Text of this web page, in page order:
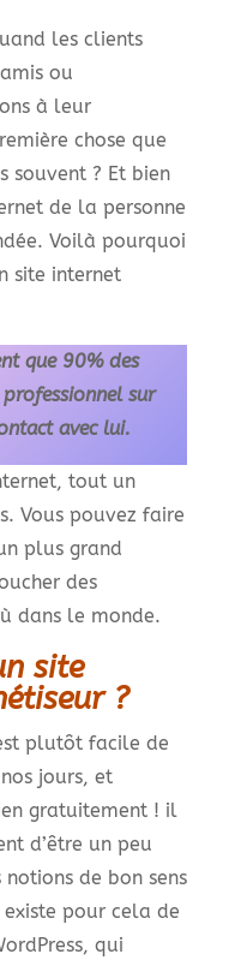
les clients
ou
à leur
chose que
souvent ? Et bien
de la personne
Voilà pourquoi
site internet
que 90% des
sur
avec lui.
tout un
Vous pouvez faire
plus grand
des
dans le monde.
site
?
plutôt facile de
jours, et
gratuitement ! il
d’être un peu
de bon sens
pour cela de
qui